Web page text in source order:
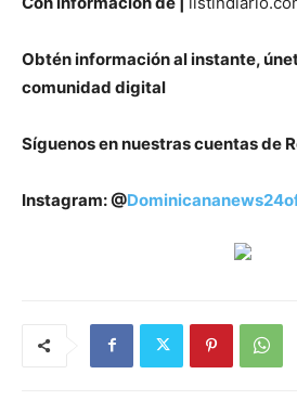
Obtén información al instante,
comunidad digital
Síguenos en nuestras cuentas de
Instagram: @